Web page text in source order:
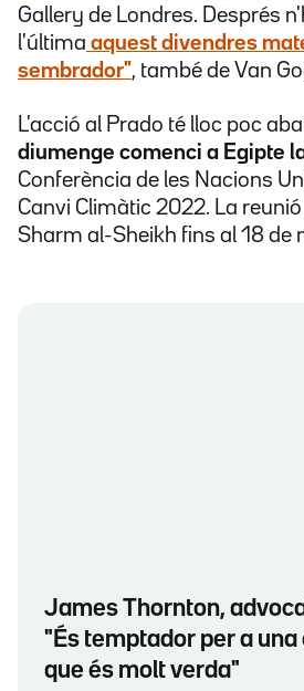
Gallery de Londres. Després
l'última aquest divendres
sembrador", també de Van
L'acció al Prado té lloc poc
diumenge comenci a Egipte
Conferència de les Nacions
Canvi Climàtic 2022. La
Sharm al-Sheikh fins al 18 de
James Thornton,
"És temptador per a
que és molt verda"